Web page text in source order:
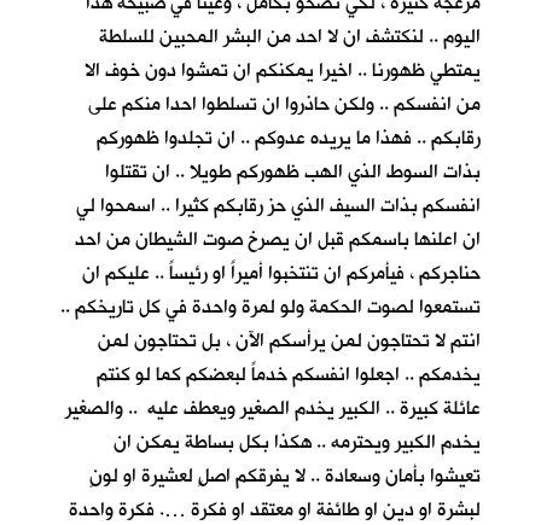
اليوم .. لنكتشف ان لا احد من البشر المحبين للسلطة
يمتطي ظهورنا .. اخيرا يمكنكم ان تمشوا دون خوف الا
من انفسكم .. ولكن حاذروا ان تسلطوا احدا منكم على
رقابكم .. فهذا ما يريده عدوكم .. ان تجلدوا ظهوركم
بذات السوط الذي الهب ظهوركم طويلا .. ان تقتلوا
انفسكم بذات السيف الذي حز رقابكم كثيرا .. اسمحوا لي
ان اعلنها باسمكم قبل ان يصرخ صوت الشيطان من احد
حناجركم ، فيأمركم ان تنتخبوا أميراً او رئيساً .. عليكم ان
تستمعوا لصوت الحكمة ولو لمرة واحدة في كل تاريخكم ..
انتم لا تحتاجون لمن يرأسكم الآن ، بل تحتاجون لمن
يخدمكم .. اجعلوا انفسكم خدماً لبعضكم كما لو كنتم
عائلة كبيرة .. الكبير يخدم الصغير ويعطف عليه .. والصغير
يخدم الكبير ويحترمه .. هكذا بكل بساطة يمكن ان
تعيشوا بأمان وسعادة .. لا يفرقكم اصلٍ لعشيرة او لونٍ
لبشرة او دين او طائفة او معتقد او فكرة …. فكرة واحدة